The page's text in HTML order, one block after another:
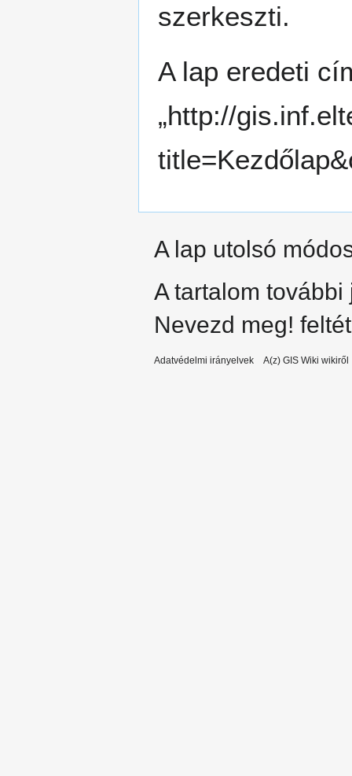
szerkeszti.
A lap eredeti
„http://
A lap utolsó
A tartalom
Nevezd meg!
Adatvédelmi irányelvek A(z) GIS Wiki wikiről